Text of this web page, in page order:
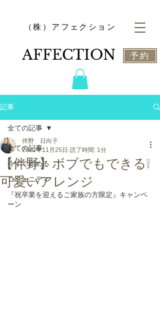
​（株）アフェクション
​AFFECTION 予約
記事
全ての記事
今すぐ始める
コミュニティ
『祝卒業を迎えるご家族の方限定』キャンペ
ーン
全ての記事
【伴野】ボブでもできる❕
可愛いアレンジ
伴野 日向子
2022年11月25日 読了時間: 1分